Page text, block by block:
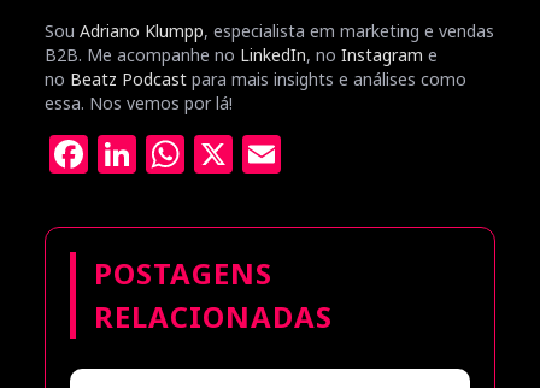
Sou Adriano Klumpp, especialista em marketing e vendas
B2B. Me acompanhe no LinkedIn, no Instagram e
no Beatz Podcast para mais insights e análises como
essa. Nos vemos por lá!
Facebook
LinkedIn
WhatsApp
X
POSTAGENS
RELACIONADAS